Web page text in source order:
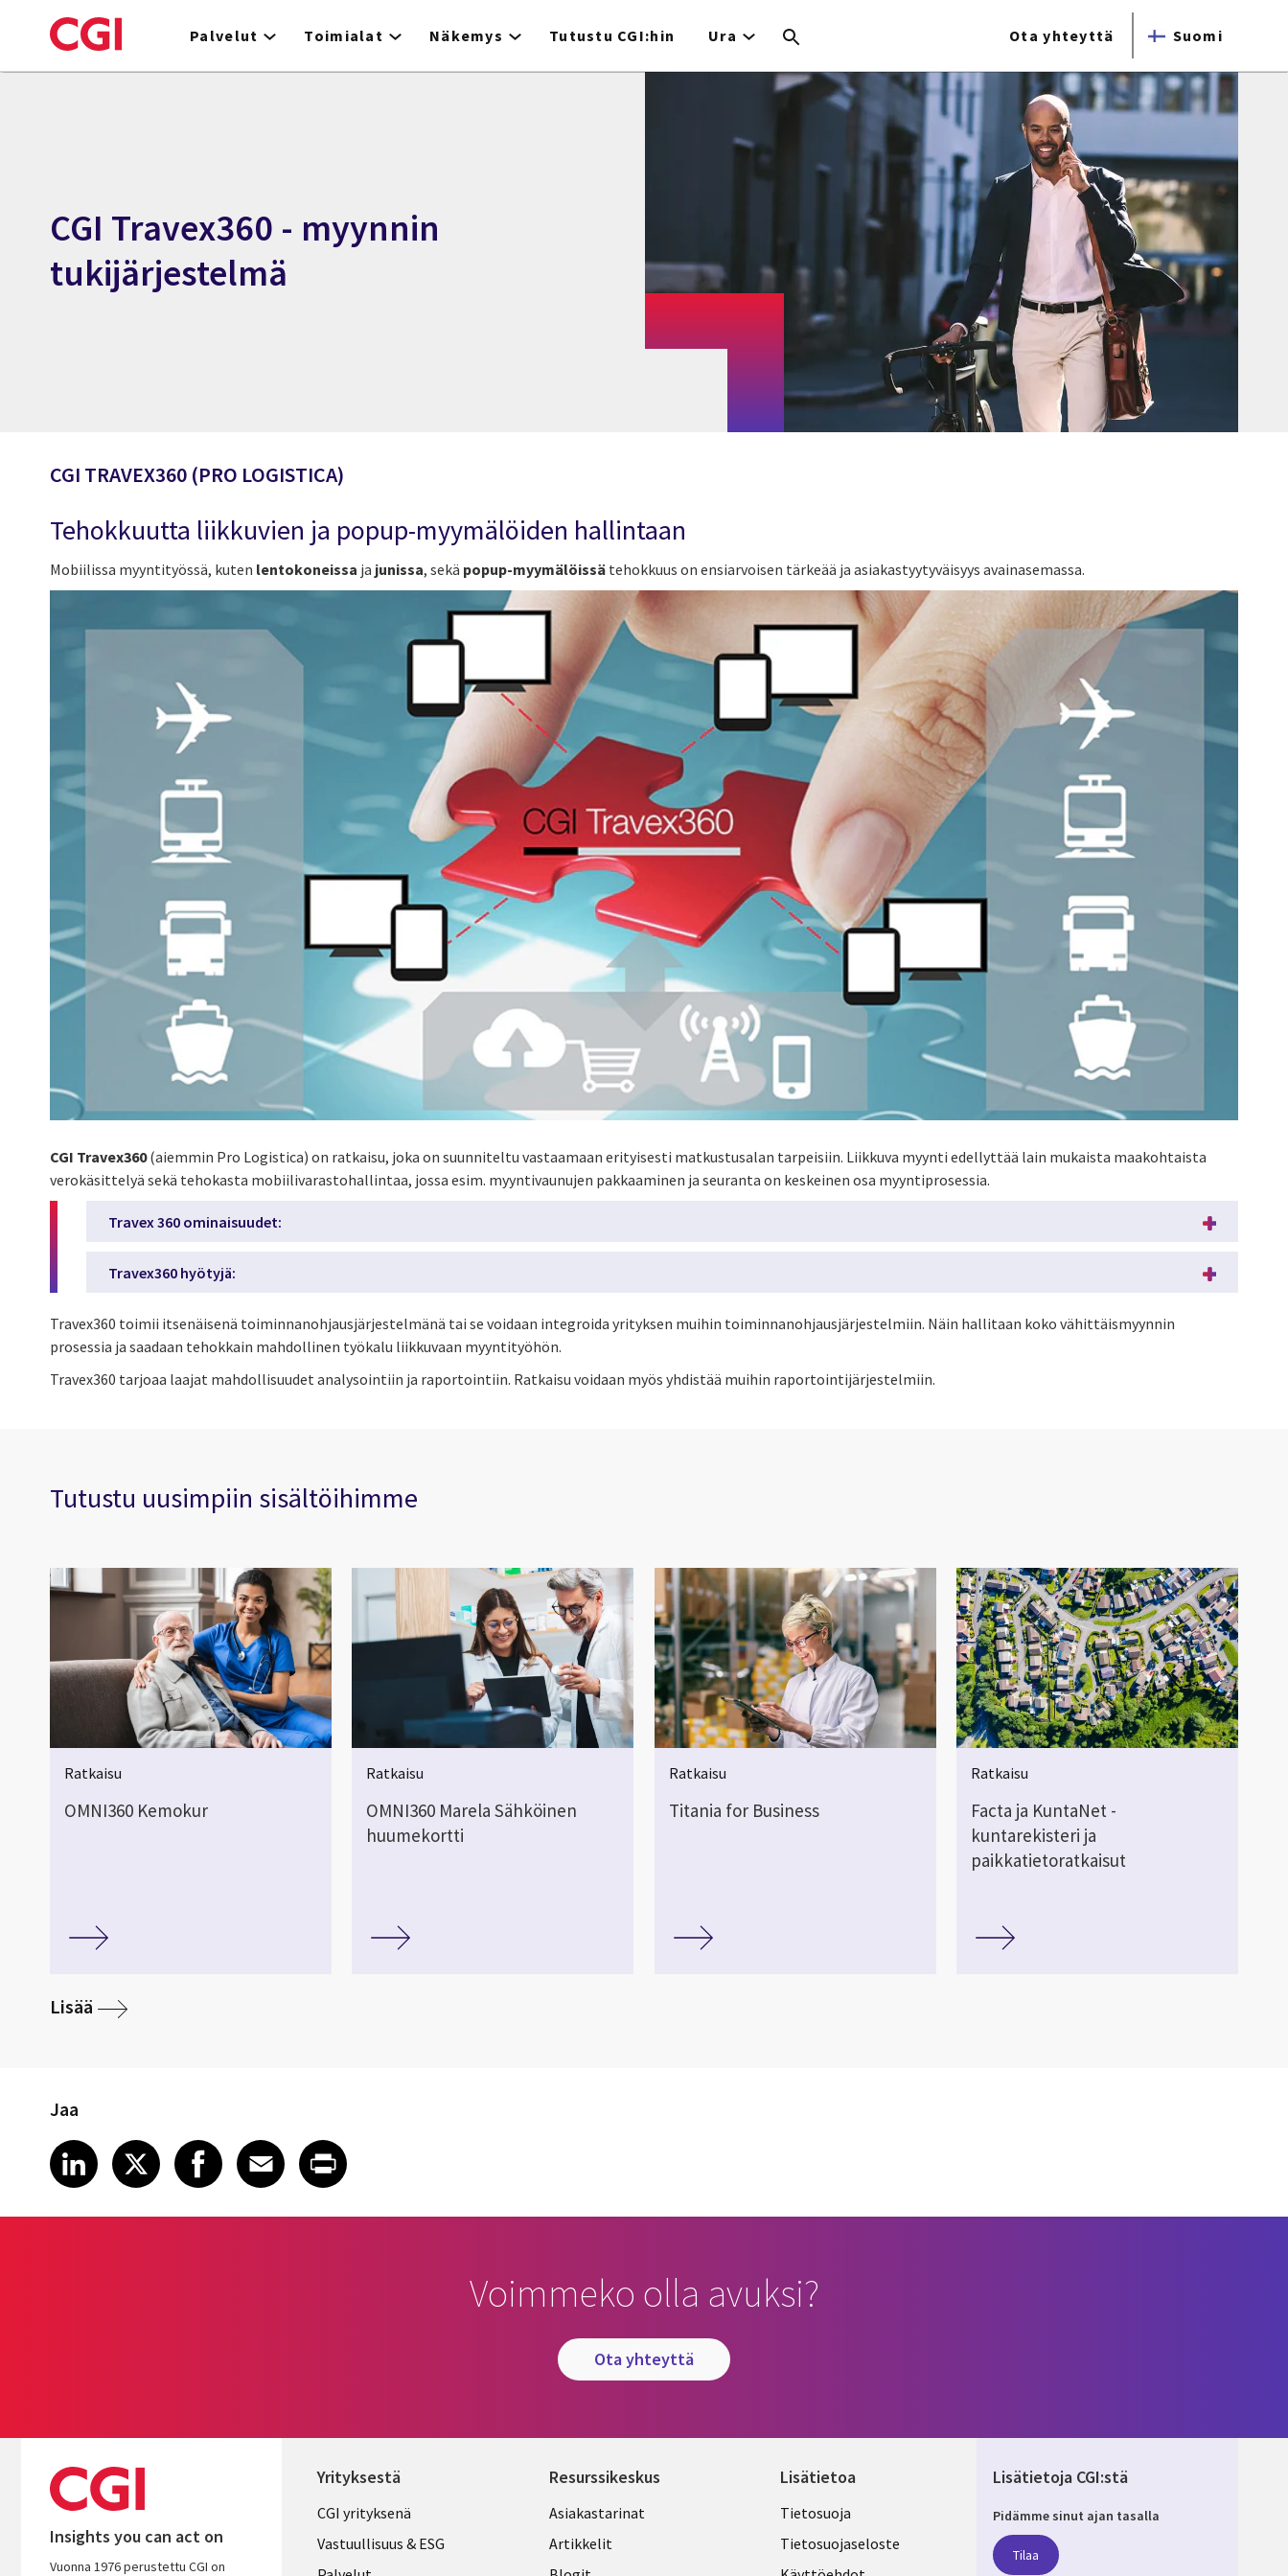
to
Palvelut Toimialat Näkemys Tutustu CGI:hin Ura Ota yhteyttä Suomi
CGI Travex360 - myynnin
tukijärjestelmä
CGI TRAVEX360 (PRO LOGISTICA)
Tehokkuutta liikkuvien ja popup-myymälöiden hallintaan
Mobiilissa myyntityössä, kuten lentokoneissa ja junissa, sekä popup-myymälöissä tehokkuus on ensiarvoisen tärkeää ja asiakastyytyväisyys avainasemassa.
CGI Travex360(aiemmin Pro Logistica) on ratkaisu, joka on suunniteltu vastaamaan erityisesti matkustusalan tarpeisiin. Liikkuva myynti edellyttää lain mukaista maakohtaista
verokäsittelyä sekä tehokasta mobiilivarastohallintaa, jossa esim. myyntivaunujen pakkaaminen ja seuranta on keskeinen osa myyntiprosessia.
Travex 360 ominaisuudet:
Travex360 hyötyjä:
Travex360 toimii itsenäisenä toiminnanohjausjärjestelmänä tai se voidaan integroida yrityksen muihin toiminnanohjausjärjestelmiin. Näin hallitaan koko vähittäismyynnin
prosessia ja saadaan tehokkain mahdollinen työkalu liikkuvaan myyntityöhön.
Travex360 tarjoaa laajat mahdollisuudet analysointiin ja raportointiin. Ratkaisu voidaan myös yhdistää muihin raportointijärjestelmiin.
Tutustu uusimpiin sisältöihimme
Ratkaisu
OMNI360 Kemokur
Ratkaisu
OMNI360 Marela Sähköinen
huumekortti
Ratkaisu
Titania for Business
Ratkaisu
Facta ja KuntaNet -
kuntarekisteri ja
paikkatietoratkaisut
Lisää
Jaa
Share article on LinkedIn
LinkedIn
Share article on X
XShare article on Facebook
Facebook
Share article on Email
Email
Share article on Print
Voimmeko olla avuksi?
ota yhteyttä
Insights you can act on
Vuonna 1976 perustettu CGI on
Yrityksestä
Useful
links
CGI yrityksenä
Vastuullisuus & ESG
Resurssikeskus
Library
Links
Asiakastarinat
Artikkelit
Lisätietoa
Legal
FINLAND
Tietosuoja
Tietosuojaseloste
Lisätietoja CGI:stä
Pidämme sinut ajan tasalla
Tilaa